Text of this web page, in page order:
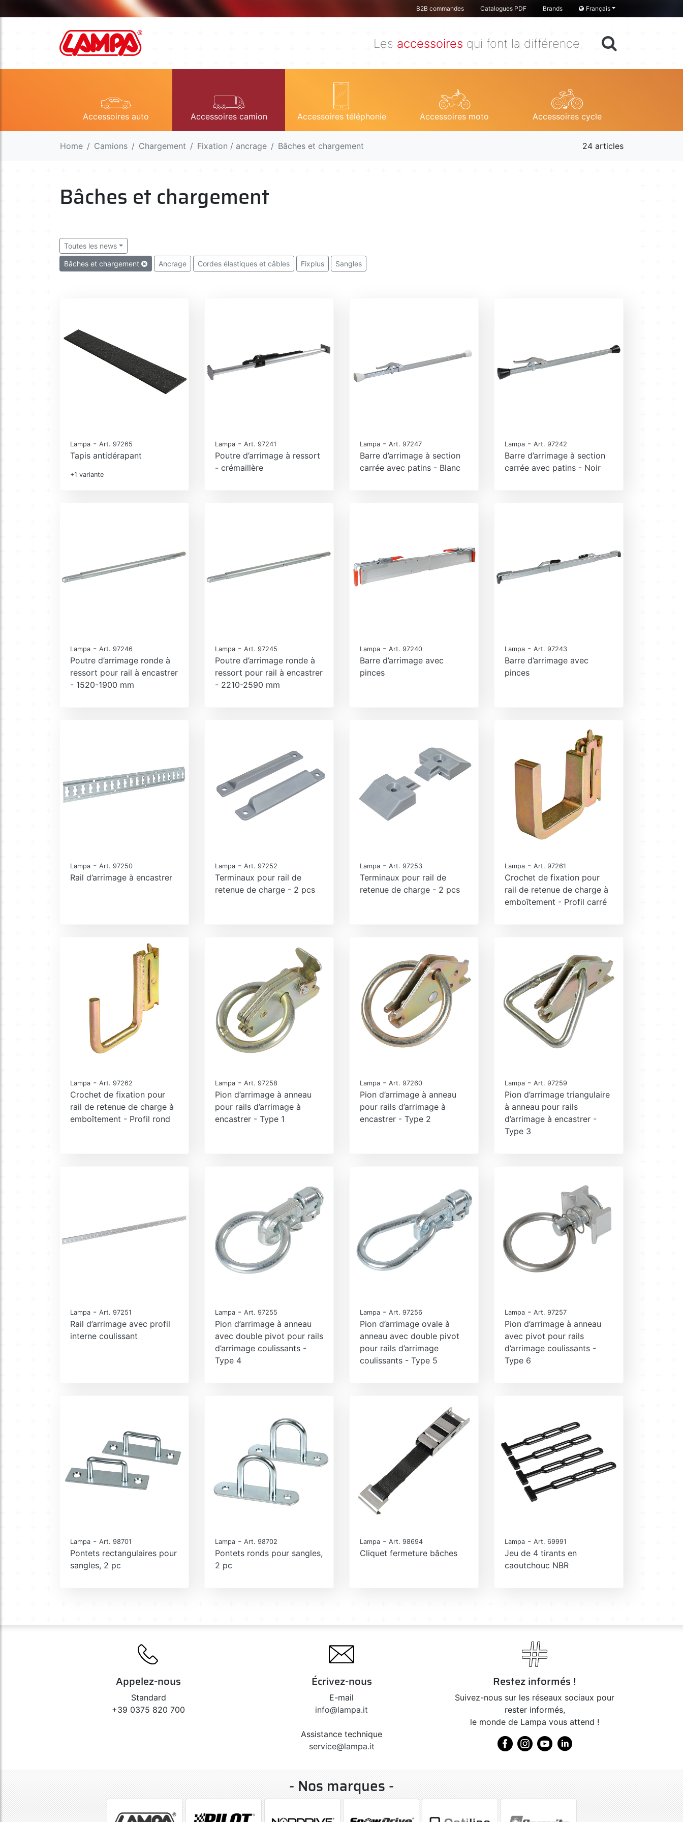
B2B commandes Catalogues PDF Brands Français
Les accessoires qui font la différence
Accessoires auto Accessoires camion Accessoires téléphonie Accessoires moto Accessoires cycle
Home Camions Chargement Fixation / ancrage Bâches et chargement 24 articles
Bâches et chargement
Toutes les news
Bâches et chargement Ancrage Cordes élastiques et câbles Fixplus Sangles
Lampa - Art. 97265
Tapis antidérapant
+1 variante
Lampa - Art. 97241
Poutre d’arrimage à ressort
- crémaillère
Lampa - Art. 97247
Barre d’arrimage à section
carrée avec patins - Blanc
Lampa - Art. 97242
Barre d’arrimage à section
carrée avec patins - Noir
Lampa - Art. 97246
Poutre d’arrimage ronde à
ressort pour rail à encastrer
- 1520-1900 mm
Lampa - Art. 97245
Poutre d’arrimage ronde à
ressort pour rail à encastrer
- 2210-2590 mm
Lampa - Art. 97240
Barre d’arrimage avec
pinces
Lampa - Art. 97243
Barre d’arrimage avec
pinces
Lampa - Art. 97250
Rail d’arrimage à encastrer
Lampa - Art. 97252
Terminaux pour rail de
retenue de charge - 2 pcs
Lampa - Art. 97253
Terminaux pour rail de
retenue de charge - 2 pcs
Lampa - Art. 97261
Crochet de fixation pour
rail de retenue de charge à
emboîtement - Profil carré
Lampa - Art. 97262
Crochet de fixation pour
rail de retenue de charge à
emboîtement - Profil rond
Lampa - Art. 97258
Pion d’arrimage à anneau
pour rails d’arrimage à
encastrer - Type 1
Lampa - Art. 97260
Pion d’arrimage à anneau
pour rails d’arrimage à
encastrer - Type 2
Lampa - Art. 97259
Pion d’arrimage triangulaire
à anneau pour rails
d’arrimage à encastrer -
Type 3
Lampa - Art. 97251
Rail d’arrimage avec profil
interne coulissant
Lampa - Art. 97255
Pion d’arrimage à anneau
avec double pivot pour rails
d’arrimage coulissants -
Type 4
Lampa - Art. 97256
Pion d’arrimage ovale à
anneau avec double pivot
pour rails d’arrimage
coulissants - Type 5
Lampa - Art. 97257
Pion d’arrimage à anneau
avec pivot pour rails
d’arrimage coulissants -
Type 6
Lampa - Art. 98701
Pontets rectangulaires pour
sangles, 2 pc
Lampa - Art. 98702
Pontets ronds pour sangles,
2 pc
Lampa - Art. 98694
Cliquet fermeture bâches
Lampa - Art. 69991
Jeu de 4 tirants en
caoutchouc NBR
Appelez-nous
Standard
+39 0375 820 700
Écrivez-nous
E-mail
info@lampa.it
Assistance technique
service@lampa.it
Restez informés !
Suivez-nous sur les réseaux sociaux pour
rester informés,
le monde de Lampa vous attend !
- Nos marques -